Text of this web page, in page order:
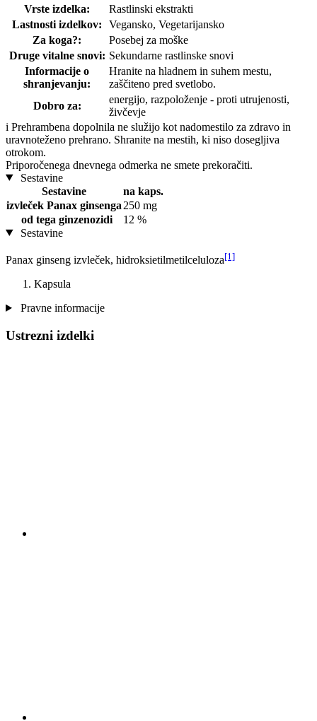
Vrste izdelka:
Rastlinski ekstrakti
Lastnosti izdelkov:
Vegansko, Vegetarijansko
Za koga?:
Posebej za moške
Druge vitalne snovi: Sekundarne rastlinske snovi
Informacije o
shranjevanju:
Hranite na hladnem in suhem mestu,
zaščiteno pred svetlobo.
Dobro za:
energijo, razpoloženje - proti utrujenosti,
živčevje
i Prehrambena dopolnila ne služijo kot nadomestilo za zdravo in
uravnoteženo prehrano. Shranite na mestih, ki niso dosegljiva
otrokom.
Priporočenega dnevnega odmerka ne smete prekoračiti.
Sestavine
Sestavine
na kaps.
izvleček Panax ginsenga 250 mg
od tega ginzenozidi
12 %
Sestavine
Panax ginseng izvleček, hidroksietilmetilceluloza[1]
Kapsula
Pravne informacije
Ustrezni izdelki